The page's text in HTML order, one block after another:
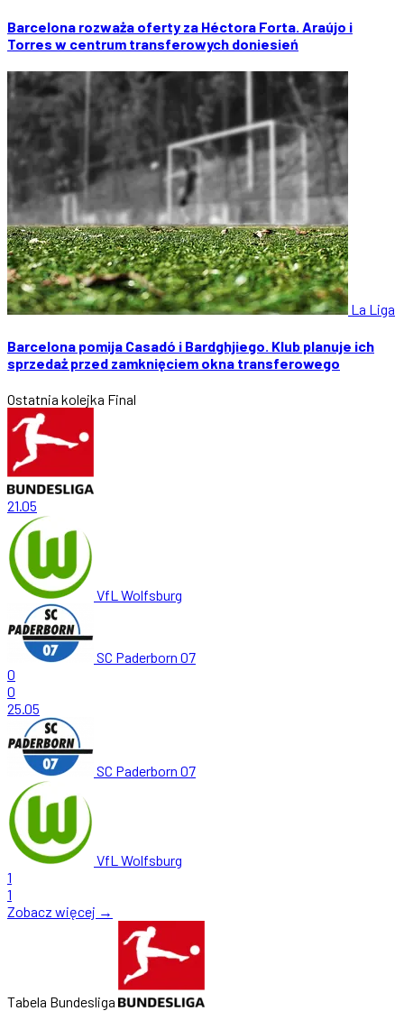
Barcelona rozważa oferty za Héctora Forta. Araújo i
Torres w centrum transferowych doniesień
La Liga
Barcelona pomija Casadó i Bardghjiego. Klub planuje ich
sprzedaż przed zamknięciem okna transferowego
Ostatnia kolejka Final
21.05
VfL Wolfsburg
SC Paderborn 07
0
0
25.05
SC Paderborn 07
VfL Wolfsburg
1
1
Zobacz więcej →
Tabela Bundesliga